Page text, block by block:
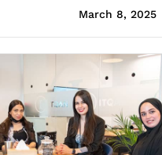
March 8, 2025